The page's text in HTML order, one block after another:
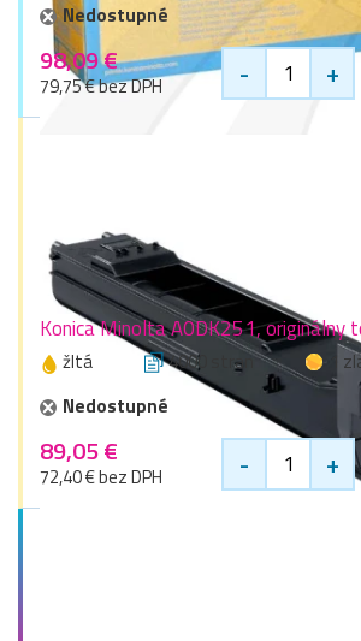
Nedostupné
98,09 €
79,75 € bez DPH - +
Konica Minolta A0DK251, originálny
žltá 4000 stran
1
Nedostupné
89,05 €
72,40 € bez DPH - +